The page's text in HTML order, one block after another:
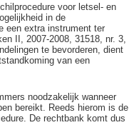
voor letsel- en
in de
een extra instrument ter
II, 2007-2008, 31518, nr. 3,
te bevorderen, dient
van een
noodzakelijk wanneer
bereikt. Reeds hierom is de
De rechtbank komt dus